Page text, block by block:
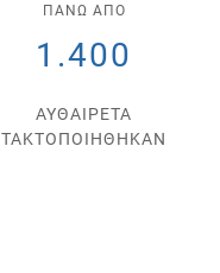
ΠΑΝΩ ΑΠΟ
1.400
ΑΥΘΑΙΡΕΤΑ
ΤΑΚΤΟΠΟΙΗΘΗΚΑΝ